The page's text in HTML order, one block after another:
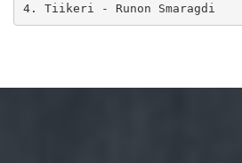
4. Tiikeri - Runon Smaragdi